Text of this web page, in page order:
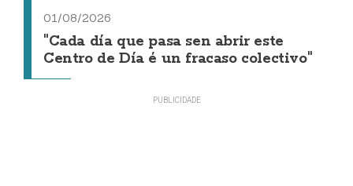
01/08/2026
"Cada día que pasa sen abrir este
Centro de Día é un fracaso colectivo"